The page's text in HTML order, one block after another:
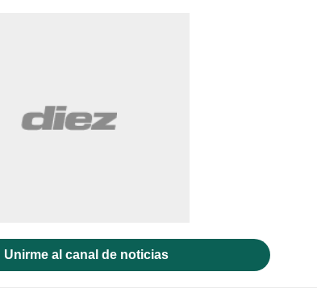
Unirme al canal de noticias